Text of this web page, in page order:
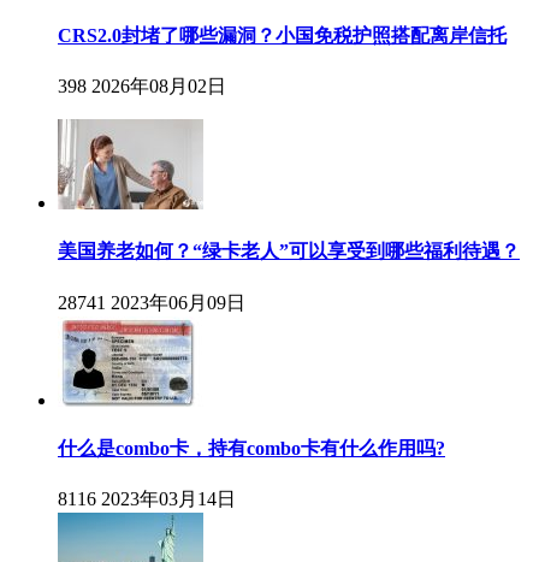
CRS2.0封堵了哪些漏洞？小国免税护照搭配离岸信托
398 2026年08月02日
美国养老如何？“绿卡老人”可以享受到哪些福利待遇？
28741 2023年06月09日
什么是combo卡，持有combo卡有什么作用吗?
8116 2023年03月14日